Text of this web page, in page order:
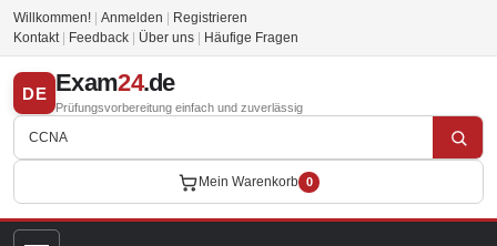
Willkommen! Anmelden
Registrieren
Kontakt
Feedback Über uns Häufige Fragen
DE Exam24.de
Prüfungsvorbereitung einfach und zuverlässig
Mein Warenkorb 0